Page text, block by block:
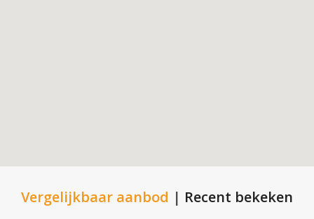
Vergelijkbaar aanbod | Recent bekeken